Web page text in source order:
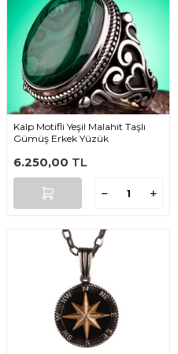
Kalp Motifli Yeşil Malahit Taşlı
Gümüş Erkek Yüzük
6.250,00 TL